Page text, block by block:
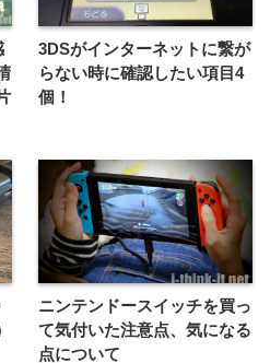
3DSがインターネットに繋が
らない時に確認したい項目4
個！
ニンテンドースイッチを買っ
て気付いた注意点、気になる
点について